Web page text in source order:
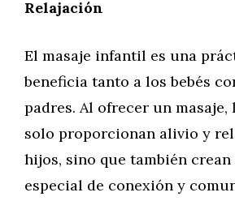
Relajación
El masaje infantil es una
beneficia tanto a los bebés
padres. Al ofrecer un masaje,
solo proporcionan alivio y
hijos, sino que también
especial de conexión y